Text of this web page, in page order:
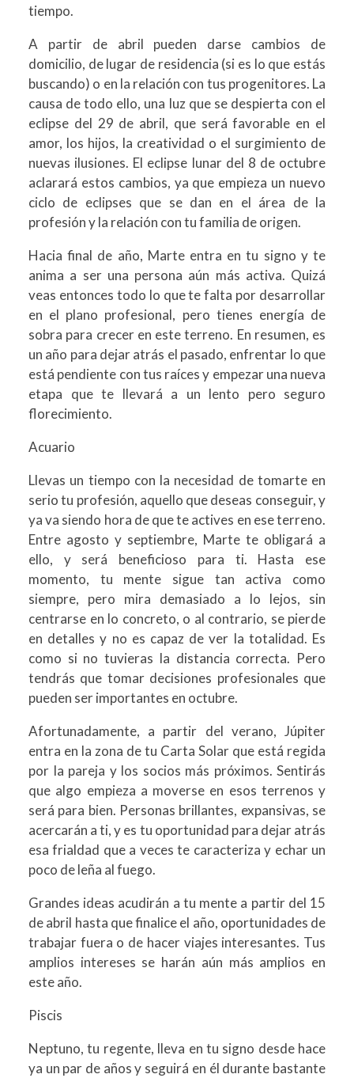
tiempo.
A partir de abril pueden darse cambios de
domicilio, de lugar de residencia (si es lo que estás
buscando) o en la relación con tus progenitores. La
causa de todo ello, una luz que se despierta con el
eclipse del 29 de abril, que será favorable en el
amor, los hijos, la creatividad o el surgimiento de
nuevas ilusiones. El eclipse lunar del 8 de octubre
aclarará estos cambios, ya que empieza un nuevo
ciclo de eclipses que se dan en el área de la
profesión y la relación con tu familia de origen.
Hacia final de año, Marte entra en tu signo y te
anima a ser una persona aún más activa. Quizá
veas entonces todo lo que te falta por desarrollar
en el plano profesional, pero tienes energía de
sobra para crecer en este terreno. En resumen, es
un año para dejar atrás el pasado, enfrentar lo que
está pendiente con tus raíces y empezar una nueva
etapa que te llevará a un lento pero seguro
florecimiento.
Acuario
Llevas un tiempo con la necesidad de tomarte en
serio tu profesión, aquello que deseas conseguir, y
ya va siendo hora de que te actives en ese terreno.
Entre agosto y septiembre, Marte te obligará a
ello, y será beneficioso para ti. Hasta ese
momento, tu mente sigue tan activa como
siempre, pero mira demasiado a lo lejos, sin
centrarse en lo concreto, o al contrario, se pierde
en detalles y no es capaz de ver la totalidad. Es
como si no tuvieras la distancia correcta. Pero
tendrás que tomar decisiones profesionales que
pueden ser importantes en octubre.
Afortunadamente, a partir del verano, Júpiter
entra en la zona de tu Carta Solar que está regida
por la pareja y los socios más próximos. Sentirás
que algo empieza a moverse en esos terrenos y
será para bien. Personas brillantes, expansivas, se
acercarán a ti, y es tu oportunidad para dejar atrás
esa frialdad que a veces te caracteriza y echar un
poco de leña al fuego.
Grandes ideas acudirán a tu mente a partir del 15
de abril hasta que finalice el año, oportunidades de
trabajar fuera o de hacer viajes interesantes. Tus
amplios intereses se harán aún más amplios en
este año.
Piscis
Neptuno, tu regente, lleva en tu signo desde hace
ya un par de años y seguirá en él durante bastante